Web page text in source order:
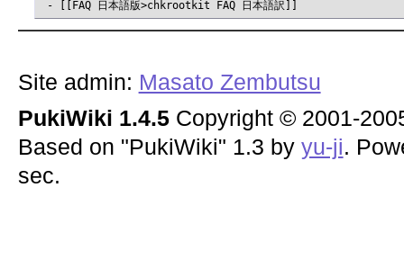
Site admin: Masato Zembutsu
PukiWiki 1.4.5Copyright © 2001-
Based on "PukiWiki" 1.3 by yu-ji.
sec.